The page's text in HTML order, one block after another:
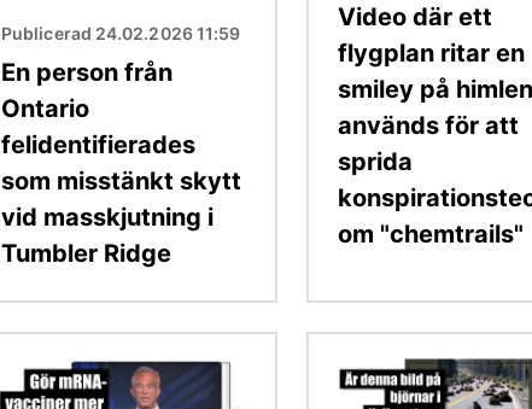
Publicerad 24.02.2026 11:59
En person från
Ontario
felidentifierades
som misstänkt skytt
vid masskjutning i
Tumbler Ridge
Video där ett
flygplan ritar en
smiley på himlen
används för att
sprida
om "chemtrails"